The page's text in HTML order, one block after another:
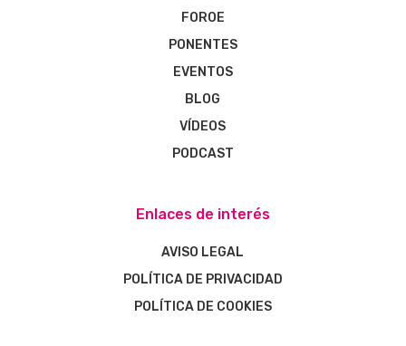
FOROE
PONENTES
EVENTOS
BLOG
VÍDEOS
PODCAST
Enlaces de interés
AVISO LEGAL
POLÍTICA DE PRIVACIDAD
POLÍTICA DE COOKIES